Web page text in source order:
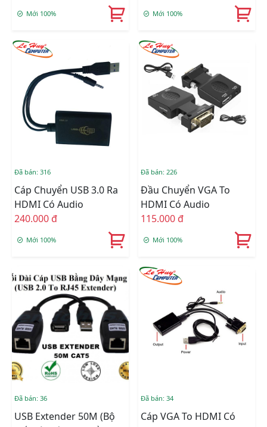
Mới 100% Mới 100%
Đã bán: 316
Cáp Chuyển USB 3.0 Ra
HDMI Có Audio
240.000 đ
Mới 100%
Đã bán: 226
Đầu Chuyển VGA To
HDMI Có Audio
115.000 đ
Mới 100%
Đã bán: 36
USB Extender 50M (Bộ
Đã bán: 34
Cáp VGA To HDMI Có